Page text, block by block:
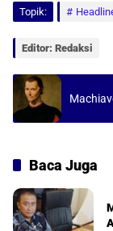
s
p
b
l
Topik:
Editor: Redaksi
Baca Juga